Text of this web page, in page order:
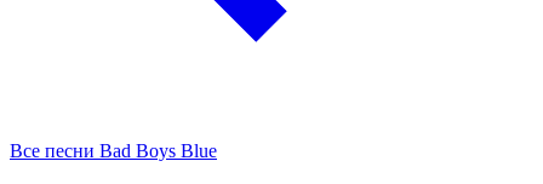
Все песни Bad Boys Blue